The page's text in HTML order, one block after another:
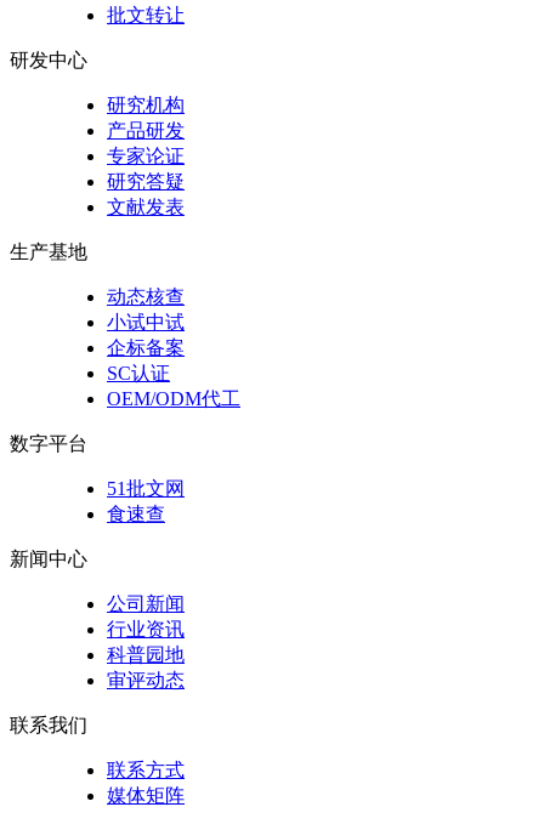
批文转让
研发中心
研究机构
产品研发
专家论证
研究答疑
文献发表
生产基地
动态核查
小试中试
企标备案
SC认证
OEM/ODM代工
数字平台
51批文网
食速查
新闻中心
公司新闻
行业资讯
科普园地
审评动态
联系我们
联系方式
媒体矩阵